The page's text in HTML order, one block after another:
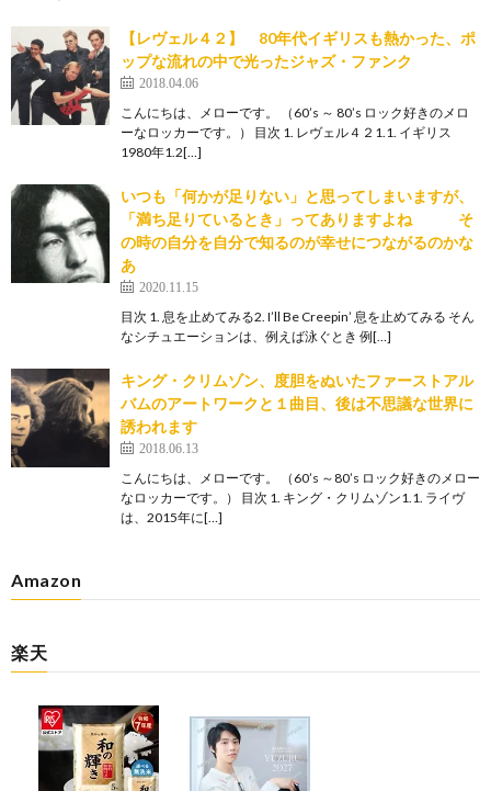
【レヴェル４２】 80年代イギリスも熱かった、ポ
ップな流れの中で光ったジャズ・ファンク
2018.04.06
こんにちは、メローです。 （60’s ～ 80’s ロック好きのメロ
ーなロッカーです。） 目次 1. レヴェル４２1.1. イギリス
1980年1.2[…]
いつも「何かが足りない」と思ってしまいますが、
「満ち足りているとき」ってありますよね そ
の時の自分を自分で知るのが幸せにつながるのかな
あ
2020.11.15
目次 1. 息を止めてみる2. I’ll Be Creepin’ 息を止めてみる そん
なシチュエーションは、例えば泳ぐとき 例[…]
キング・クリムゾン、度胆をぬいたファーストアル
バムのアートワークと１曲目、後は不思議な世界に
誘われます
2018.06.13
こんにちは、メローです。 （60’s ～80’s ロック好きのメロー
なロッカーです。） 目次 1. キング・クリムゾン1.1. ライヴ
は、2015年に[…]
Amazon
楽天